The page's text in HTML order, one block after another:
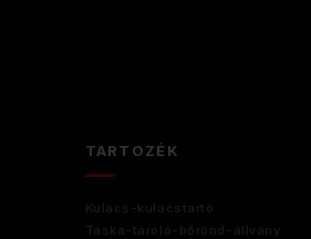
TARTOZÉK
Kulacs-kulacstartó
Táska-tároló-bőrönd-állvány